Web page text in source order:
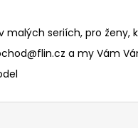
seriích, pro
a my Vám